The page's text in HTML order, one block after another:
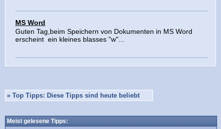
MS Word
Guten Tag,beim Speichern von Dokumenten in MS Word
erscheint ein kleines blasses "w"...
» Top Tipps: Diese Tipps sind heute beliebt
Meist gelesene Tipps: